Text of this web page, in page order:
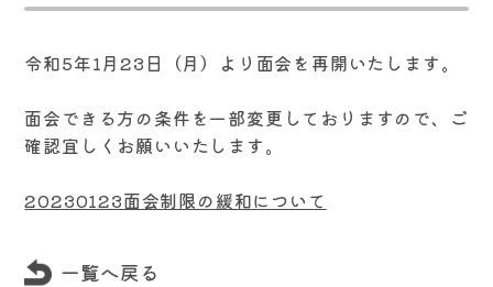
令和5年1月23日（月）より面会を再開いたします。
面会できる方の条件を一部変更しておりますので、ご
確認宜しくお願いいたします。
20230123面会制限の緩和について
一覧へ戻る